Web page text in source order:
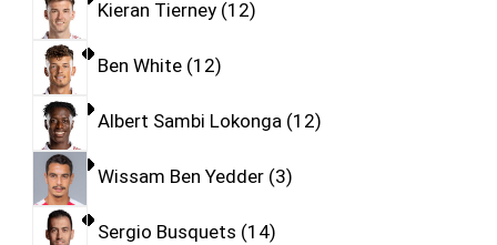
Kieran Tierney 12
Ben White 12
Albert Sambi Lokonga 12
Wissam Ben Yedder 3
Sergio Busquets 14